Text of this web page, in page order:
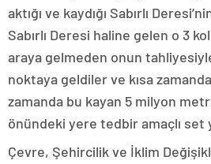
aktığı ve kaydığı Sabırlı
Sabırlı Deresi haline gelen o 3
araya gelmeden onun
noktaya geldiler ve kısa
zamanda bu kayan 5 milyon
önündeki yere tedbir amaçlı set
Çevre, Şehircilik ve İklim